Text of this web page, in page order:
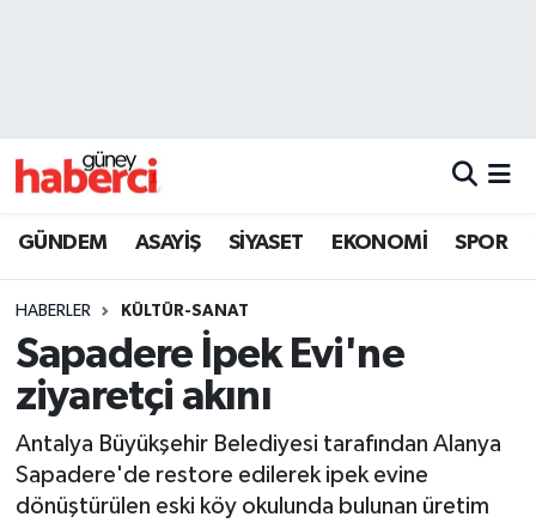
GÜNDEM ASAYİŞ SİYASET EKONOMİ SPOR
HABERLER KÜLTÜR-SANAT
Sapadere İpek Evi'ne
ziyaretçi akını
Antalya Büyükşehir Belediyesi tarafından Alanya
Sapadere'de restore edilerek ipek evine
dönüştürülen eski köy okulunda bulunan üretim
Beyoğlu Trafik Yoğunluk Haritası
Son Dakika Haberleri
Haber Arşivi